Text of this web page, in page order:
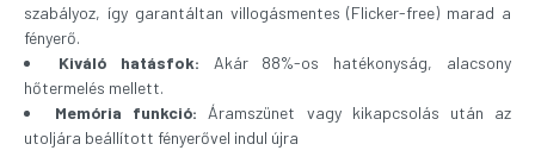
szabályoz, így garantáltan villogásmentes (Flicker-free) marad a
fényerő.
Kiváló hatásfok: Akár 88%-os hatékonyság, alacsony
hőtermelés mellett.
Memória funkció: Áramszünet vagy kikapcsolás után az
utoljára beállított fényerővel indul újra